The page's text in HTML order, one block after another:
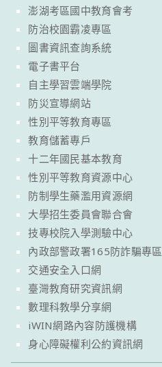
澎湖考區國中教育會考
防治校園霸凌專區
圖書資訊查詢系統
電子書平台
自主學習雲端學院
防災宣導網站
性別平等教育專區
教育儲蓄專戶
十二年國民基本教育
性別平等教育資源中心
防制學生藥濫用資源網
大學招生委員會聯合會
技專校院入學測驗中心
內政部警政署165防詐騙專區
交通安全入口網
臺灣教育研究資訊網
數理科教學分享網
iWIN網路內容防護機構
身心障礙權利公約資訊網